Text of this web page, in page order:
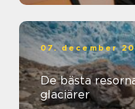
07. december
De bästa
glaciärer